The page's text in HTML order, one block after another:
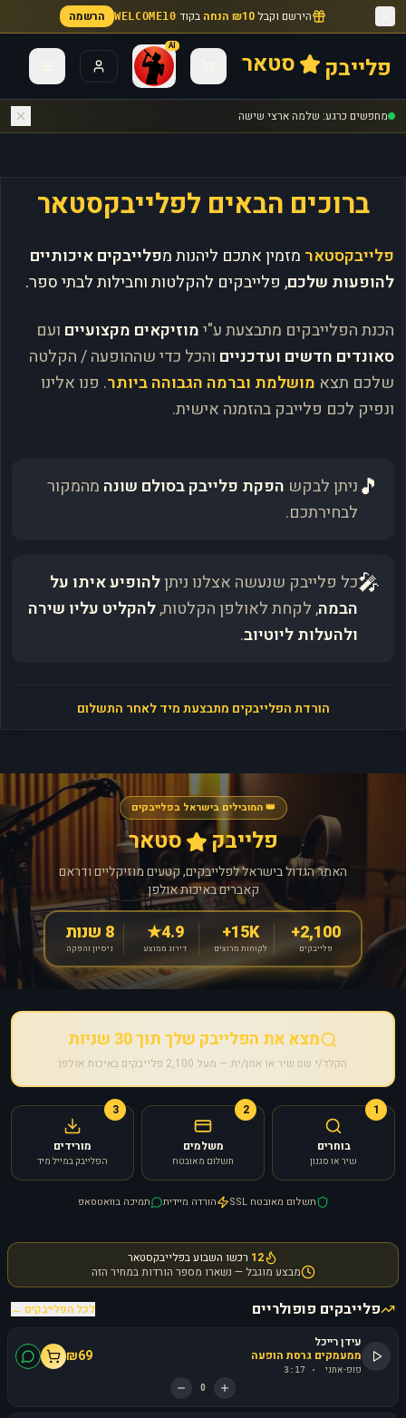
הירשם וקבל₪10 הנחה בקוד WELCOME10 הרשמה
פלייבק סטאר
AI
מחפשים כרגע: שלמה ארצי שישה
ברוכים הבאים לפלייבקסטאר
פלייבקסטאר מזמין אתכם ליהנות מפלייבקים איכותיים
להופעות שלכם, פלייבקים להקלטות וחבילות לבתי ספר.
הכנת הפלייבקים מתבצעת ע"ימוזיקאים מקצועיים ועם
סאונדים חדשים ועדכניים והכל כדי שההופעה / הקלטה
שלכם תצא מושלמת וברמה הגבוהה ביותר. פנו אלינו
ונפיק לכם פלייבק בהזמנה אישית.
🎵ניתן לבקש הפקת פלייבק בסולם שונה מהמקור
לבחירתכם.
🎤כל פלייבק שנעשה אצלנו ניתןלהופיע איתו על
הבמה, לקחת לאולפן הקלטות,להקליט עליו שירה
ולהעלות ליוטיוב.
הורדת הפלייבקים מתבצעת מיד לאחר התשלום
👑 המובילים בישראל בפלייבקים
פלייבק סטאר
האתר הגדול בישראל לפלייבקים, קטעים מוזיקליים ודראם
קאברים באיכות אולפן
2,100+
פלייבקים
15K+
לקוחות מרוצים
4.9★
דירוג ממוצע
8 שנות
ניסיון והפקה
מצא את הפלייבק שלך תוך 30 שניות
הקלד/י שם שיר או אמן/ית — מעל 2,100 פלייבקים באיכות אולפן
1
בוחרים
שיר או סגנון
2
משלמים
תשלום מאובטח
3
מורידים
הפלייבק במייל מיד
תשלום מאובטח SSL הורדה מיידית תמיכה בוואטסאפ
12 רכשו השבוע בפלייבקסטאר
מבצע מוגבל — נשארו מספר הורדות במחיר הזה
פלייבקים פופולריים
לכל הפלייבקים ←
עידן רייכל
ממעמקים גרסת הופעה
פופ-אתני ·
3:17
₪69
0